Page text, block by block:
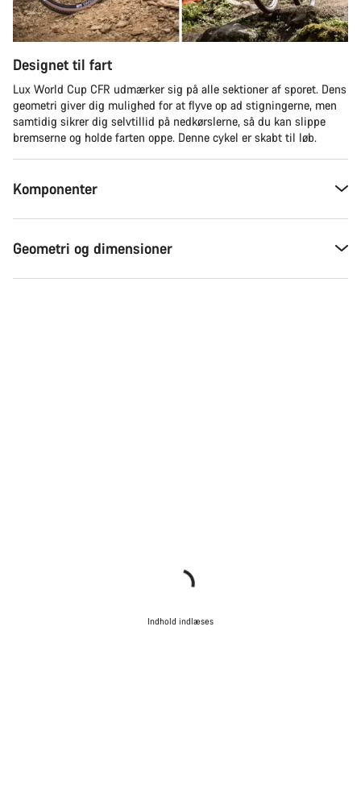
Designet til fart
Lux World Cup CFR udmærker sig på alle sektioner af sporet. Dens
geometri giver dig mulighed for at flyve op ad stigningerne, men
samtidig sikrer dig selvtillid på nedkørslerne, så du kan slippe
bremserne og holde farten oppe. Denne cykel er skabt til løb.
Komponenter
Geometri og dimensioner
Indhold indlæses